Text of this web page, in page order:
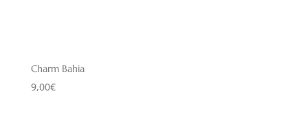
Charm Bahia
9,00€